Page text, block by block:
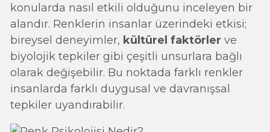
konularda nasıl etkili olduğunu inceleyen bir
alandır. Renklerin insanlar üzerindeki etkisi;
bireysel deneyimler, kültürel faktörler ve
biyolojik tepkiler gibi çeşitli unsurlara bağlı
olarak değişebilir. Bu noktada farklı renkler
insanlarda farklı duygusal ve davranışsal
tepkiler uyandırabilir.